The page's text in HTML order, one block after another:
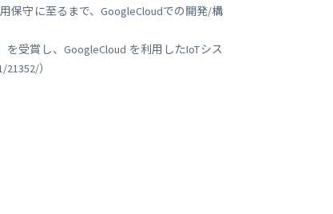
保守に至るまで、GoogleCloudでの開発/構
を受賞し、GoogleCloud を利用したIoTシス
）